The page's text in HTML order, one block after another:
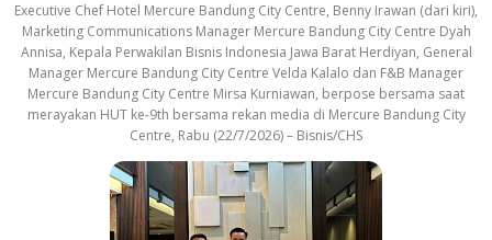
Executive Chef Hotel Mercure Bandung City Centre, Benny Irawan (dari kiri),
Marketing Communications Manager Mercure Bandung City Centre Dyah
Annisa, Kepala Perwakilan Bisnis Indonesia Jawa Barat Herdiyan, General
Manager Mercure Bandung City Centre Velda Kalalo dan F&B Manager
Mercure Bandung City Centre Mirsa Kurniawan, berpose bersama saat
merayakan HUT ke-9th bersama rekan media di Mercure Bandung City
Centre, Rabu (22/7/2026) – Bisnis/CHS